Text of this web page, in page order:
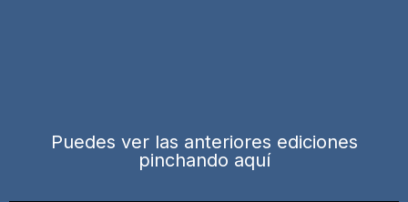
Puedes ver las anteriores ediciones
pinchando aquí